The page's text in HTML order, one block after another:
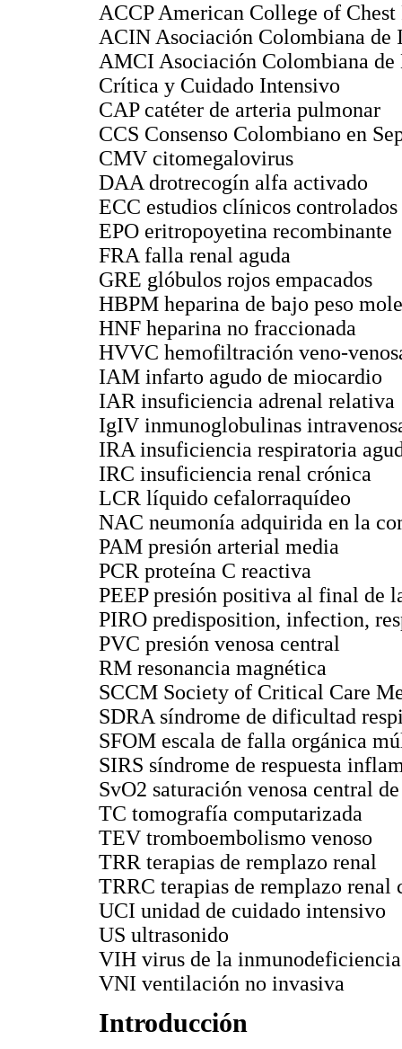
ACCP American College of Chest
ACIN Asociación Colombiana de
AMCI Asociación Colombiana
Crítica y Cuidado Intensivo
CAP catéter de arteria pulmonar
CCS Consenso Colombiano en
CMV citomegalovirus
DAA drotrecogín alfa activado
ECC estudios clínicos controlados
EPO eritropoyetina recombinante
FRA falla renal aguda
GRE glóbulos rojos empacados
HBPM heparina de bajo peso
HNF heparina no fraccionada
HVVC hemofiltración veno-
IAM infarto agudo de miocardio
IAR insuficiencia adrenal relativa
IgIV inmunoglobulinas
IRA insuficiencia respiratoria
IRC insuficiencia renal crónica
LCR líquido cefalorraquídeo
NAC neumonía adquirida en la
PAM presión arterial media
PCR proteína C reactiva
PEEP presión positiva al final de
PIRO predisposition, infection,
PVC presión venosa central
RM resonancia magnética
SCCM Society of Critical Care
SDRA síndrome de dificultad
SFOM escala de falla orgánica
SIRS síndrome de respuesta
SvO2 saturación venosa central
TC tomografía computarizada
TEV tromboembolismo venoso
TRR terapias de remplazo renal
TRRC terapias de remplazo renal
UCI unidad de cuidado intensivo
US ultrasonido
VIH virus de la
VNI ventilación no invasiva
Introducción